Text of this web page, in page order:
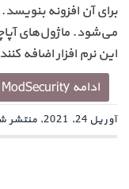
برای آن افزونه
می‌شود. ماژول‌های
این نرم افزار اضافه
ادامه ModSecurity چیست ؟
آوریل 24, 2021, منتشر شده در وبلاگ